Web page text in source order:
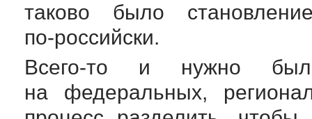
таково было
по-российски.
Всего-то и нужно было
на федеральных,